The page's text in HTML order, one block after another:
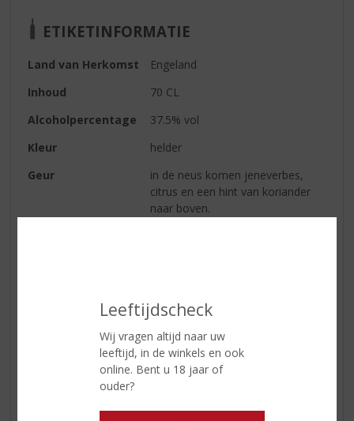
Leeftijdscheck
Wij vragen altijd naar uw
leeftijd, in de winkels en ook
online. Bent u 18 jaar of
ouder?
ETIKETINFORMATIE
Land van Herkomst
Engeland
Inhoud
70 CL
Alcoholpercentage
37.5% vol
Kleur
helder
Geur
in de neus komen jeneverbes,
citrus en een hint van koriander
naar boven.
Reviews
Schrijf een review